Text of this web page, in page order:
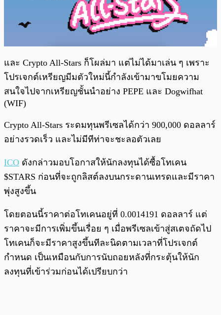
และ Crypto All-Stars ก็โผล่มา แต่ไม่ได้มาเล่น ๆ เพราะ
โปรเจกต์เหรียญมีมตัวใหม่นี้กำลังเข้ามาขโมยความ
สนใจไปจากเหรียญชั้นนำอย่าง PEPE และ Dogwifhat
(WIF)
Crypto All-Stars ระดมทุนพรีเซลได้กว่า 900,000 ดอลลาร์
อย่างรวดเร็ว และไม่มีทีท่าจะชะลอตัวเลย
ICO ดังกล่าวมอบโอกาสให้นักลงทุนได้ซื้อโทเคน
$STARS ก่อนที่จะถูกลิสต์ลงบนกระดานเทรดและมีราคา
พุ่งสูงขึ้น
โดยตอนนี้ราคาต่อโทเคนอยู่ที่ 0.0014191 ดอลลาร์ แต่
ราคาจะมีการเพิ่มขึ้นเรื่อย ๆ เมื่อพรีเซลเข้าสู่สเตจถัดไป
โทเคนก็จะมีราคาสูงขึ้นทีละนิดตามเวลาที่โปรเจกต์
กำหนด เป็นเหมือนกับการนับถอยหลังที่กระตุ้นให้นัก
ลงทุนที่เข้าร่วมก่อนได้เปรียบกว่า